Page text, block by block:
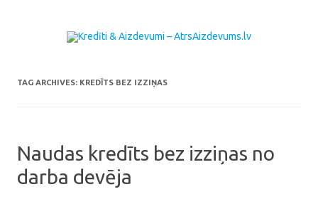
TAG ARCHIVES: KREDĪTS BEZ IZZIŅAS
Naudas kredīts bez izziņas no
darba devēja